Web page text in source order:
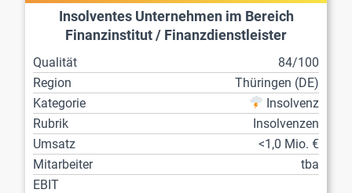
Insolventes Unternehmen im Bereich
Finanzinstitut / Finanzdienstleister
Qualität
84/100
Region
Thüringen (DE)
Kategorie
Insolvenz
Rubrik
Insolvenzen
Umsatz
<1,0 Mio. €
Mitarbeiter
tba
EBIT